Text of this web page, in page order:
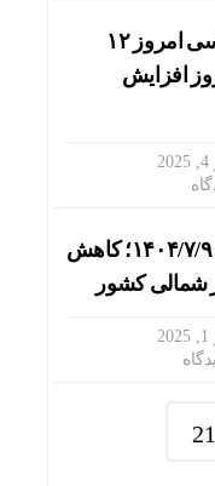
پیش‌بینی هواشناسی امروز ۱۲
افزایش
هواشناسی ایران ۱۴۰۴/۷/۹؛ کاهش
شمالی کشور
21